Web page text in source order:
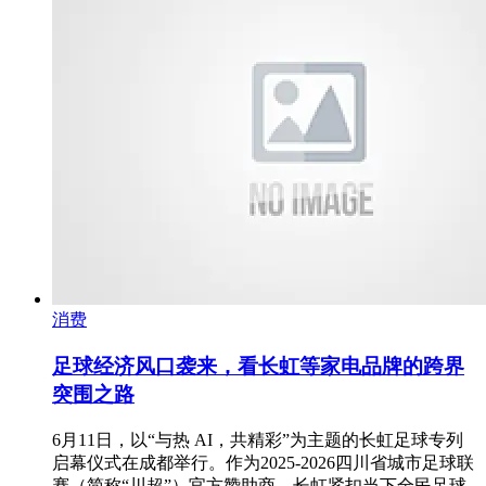
消费
足球经济风口袭来，看长虹等家电品牌的跨界
突围之路
6月11日，以“与热 AI，共精彩”为主题的长虹足球专列
启幕仪式在成都举行。作为2025-2026四川省城市足球联